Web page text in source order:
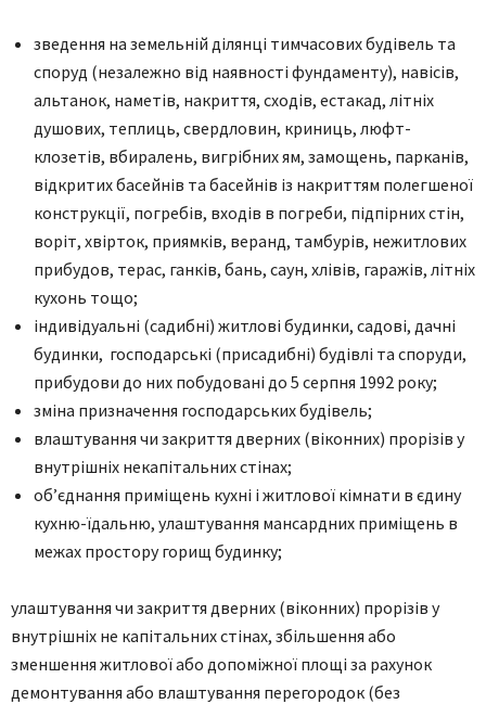
зведення на земельній ділянці тимчасових будівель та
споруд (незалежно від наявності фундаменту), навісів,
альтанок, наметів, накриття, сходів, естакад, літніх
душових, теплиць, свердловин, криниць, люфт-
клозетів, вбиралень, вигрібних ям, замощень, парканів,
відкритих басейнів та басейнів із накриттям полегшеної
конструкції, погребів, входів в погреби, підпірних стін,
воріт, хвірток, приямків, веранд, тамбурів, нежитлових
прибудов, терас, ганків, бань, саун, хлівів, гаражів, літніх
кухонь тощо;
індивідуальні (садибні) житлові будинки, садові, дачні
будинки, господарські (присадибні) будівлі та споруди,
прибудови до них побудовані до 5 серпня 1992 року;
зміна призначення господарських будівель;
влаштування чи закриття дверних (віконних) прорізів у
внутрішніх некапітальних стінах;
об’єднання приміщень кухні і житлової кімнати в єдину
кухню-їдальню, улаштування мансардних приміщень в
межах простору горищ будинку;
улаштування чи закриття дверних (віконних) прорізів у
внутрішніх не капітальних стінах, збільшення або
зменшення житлової або допоміжної площі за рахунок
демонтування або влаштування перегородок (без